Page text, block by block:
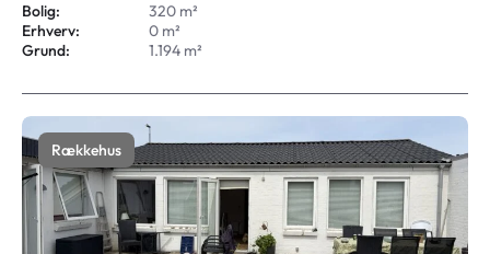
Bolig:
320 m²
Erhverv:
0 m²
Grund:
1.194 m²
Rækkehus